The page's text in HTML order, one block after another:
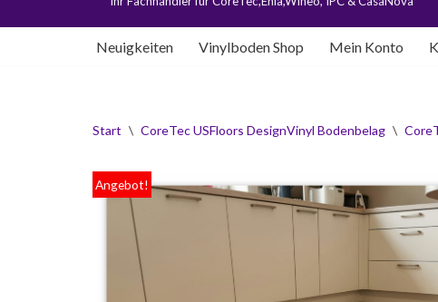
Neuigkeiten Vinylboden Shop Mein Konto
Start \ CoreTec USFloors DesignVinyl Bodenbelag \
Angebot!